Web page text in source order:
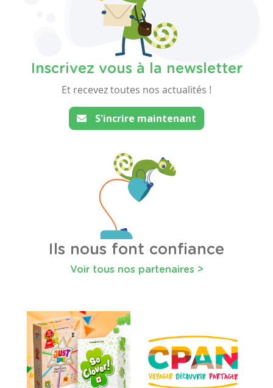
Inscrivez vous à la newsletter
Et recevez toutes nos actualités !
S'incrire maintenant
Ils nous font confiance
Voir tous nos partenaires >